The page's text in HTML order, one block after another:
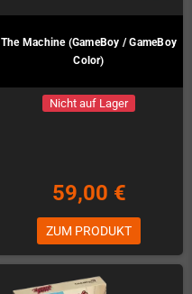
The Machine (GameBoy / GameBoy
Color)
Nicht auf Lager
59,00 €
ZUM PRODUKT